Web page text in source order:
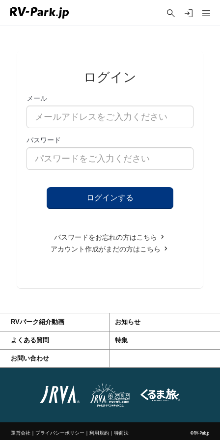
ログイン
メール
パスワード
パスワードをお忘れの方はこちら
アカウント作成がまだの方はこちら
RVパーク紹介動画 お知らせ
よくある質問 特集
お問い合わせ
運営会社 ｜ プライバシーポリシー ｜利用規約 ｜特商法 ©RV-Park.jp